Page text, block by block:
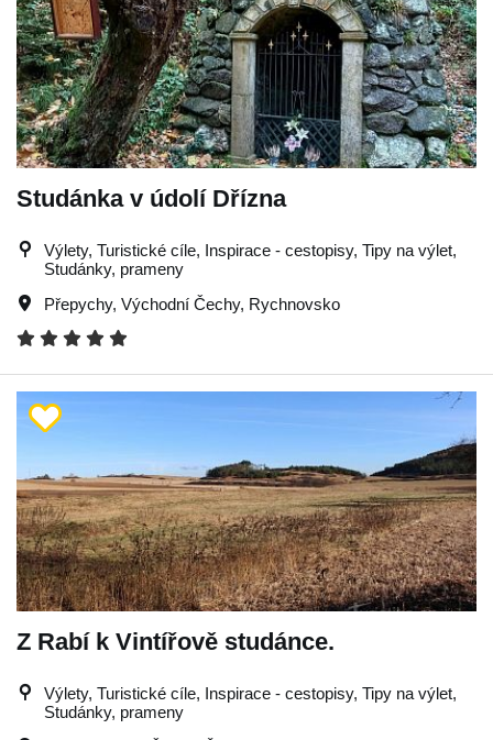
Studánka v údolí Dřízna
Výlety, Turistické cíle, Inspirace - cestopisy, Tipy na výlet,
Studánky, prameny
Přepychy, Východní Čechy, Rychnovsko
Z Rabí k Vintířově studánce.
Výlety, Turistické cíle, Inspirace - cestopisy, Tipy na výlet,
Studánky, prameny